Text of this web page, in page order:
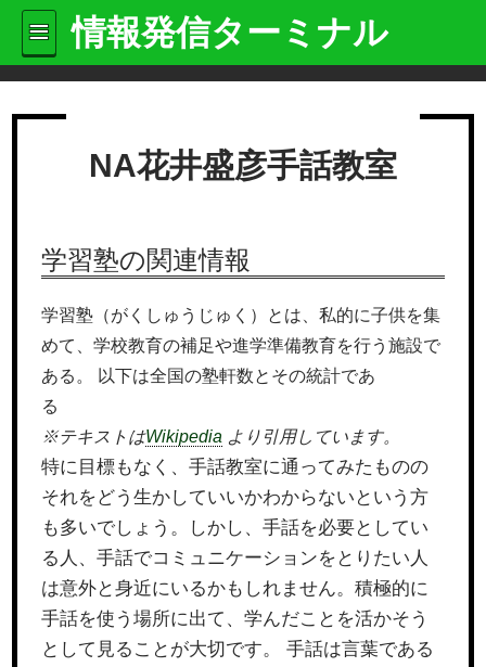
情報発信ターミナル
NA花井盛彦手話教室
学習塾の関連情報
学習塾（がくしゅうじゅく）とは、私的に子供を集
めて、学校教育の補足や進学準備教育を行う施設で
ある。 以下は全国の塾軒数とその統計であ
る
※テキストはWikipedia より引用しています。
特に目標もなく、手話教室に通ってみたものの
それをどう生かしていいかわからないという方
も多いでしょう。しかし、手話を必要としてい
る人、手話でコミュニケーションをとりたい人
は意外と身近にいるかもしれません。積極的に
手話を使う場所に出て、学んだことを活かそう
として見ることが大切です。 手話は言葉である